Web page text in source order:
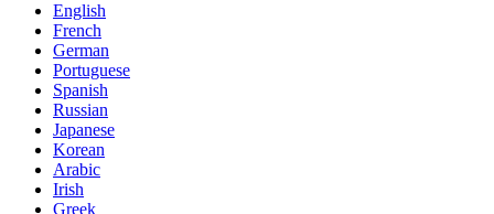
English
French
German
Portuguese
Spanish
Russian
Japanese
Korean
Arabic
Irish
Greek